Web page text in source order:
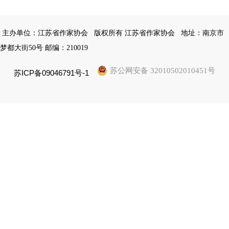
主办单位：江苏省作家协会 版权所有 江苏省作家协会
地址：南京市
梦都大街50号 邮编：210019
苏ICP备09046791号-1 苏公网安备 32010502010451号